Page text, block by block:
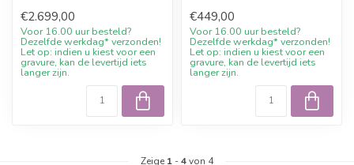
€2.699,00
Voor 16.00 uur besteld?
Dezelfde werkdag* verzonden!
Let op: indien u kiest voor een
gravure, kan de levertijd iets
langer zijn.
Willkommensrabatt, Grav...
€449,00
Voor 16.00 uur besteld?
Dezelfde werkdag* verzonden!
Let op: indien u kiest voor een
gravure, kan de levertijd iets
langer zijn.
Zeige 1 -4von 4